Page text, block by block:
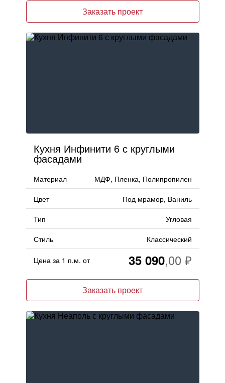
Заказать проект
Кухня Инфинити 6 с круглыми
фасадами
Материал
МДФ, Пленка, Полипропилен
Цвет
Под мрамор, Ваниль
Тип
Угловая
Стиль
Классический
Цена за 1 п.м. от 35 090
Заказать проект